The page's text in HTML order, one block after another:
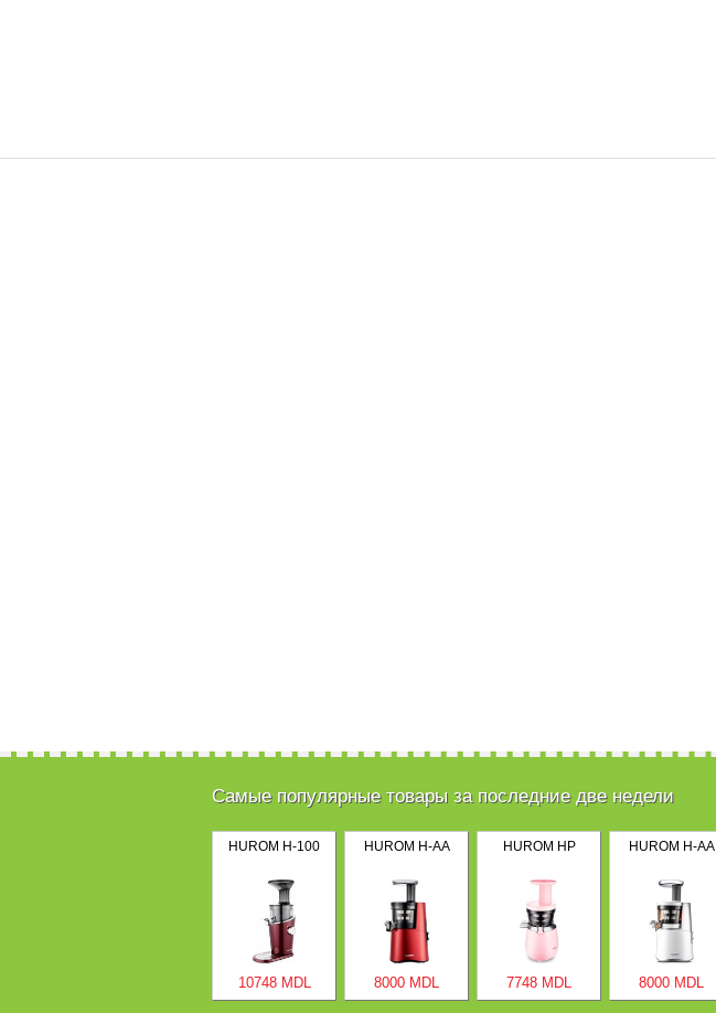
Самые популярные товары за последние две недели
HUROM H-100
10748 MDL
HUROM H-AA
8000 MDL
HUROM HP
7748 MDL
HUROM H-AA
8000 MDL